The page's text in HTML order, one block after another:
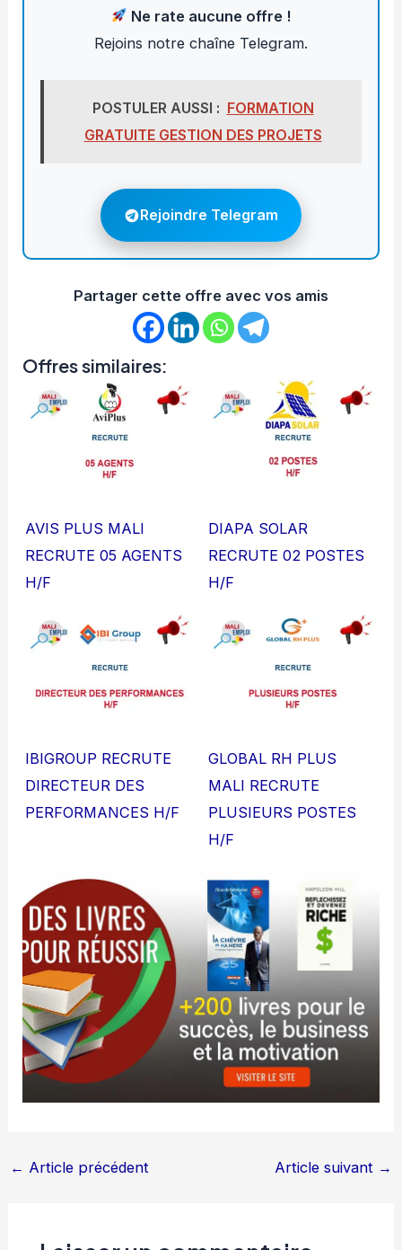
Ne rate aucune offre !
Rejoins notre chaîne Telegram.
POSTULER AUSSI : FORMATION
GRATUITE GESTION DES PROJETS
Rejoindre Telegram
Partager cette offre avec vos amis
Offres similaires:
AVIS PLUS MALI
RECRUTE 05 AGENTS
H/F
DIAPA SOLAR
RECRUTE 02 POSTES
H/F
IBIGROUP RECRUTE
DIRECTEUR DES
PERFORMANCES H/F
GLOBAL RH PLUS
MALI RECRUTE
PLUSIEURS POSTES
H/F
← Article précédent Article suivant →